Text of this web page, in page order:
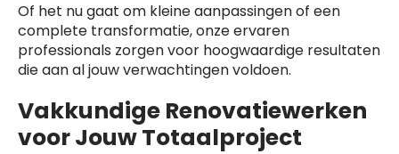
Of het nu gaat om kleine aanpassingen of een
complete transformatie, onze ervaren
professionals zorgen voor hoogwaardige resultaten
die aan al jouw verwachtingen voldoen.
Vakkundige Renovatiewerken
voor Jouw Totaalproject